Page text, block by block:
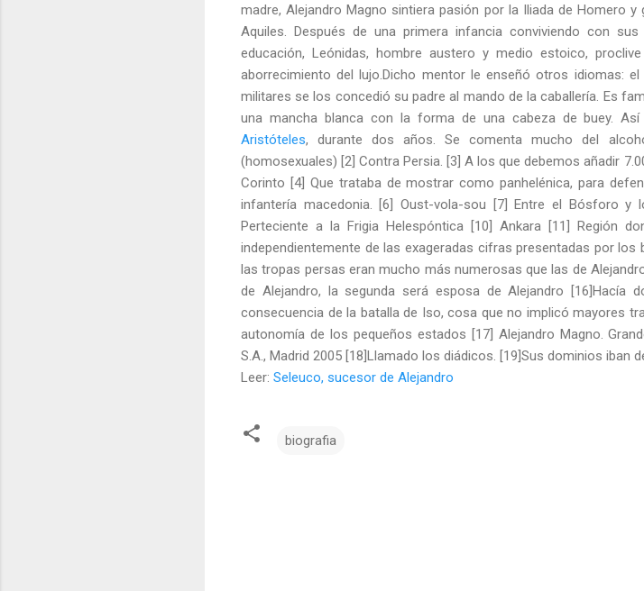
madre, Alejandro Magno sintiera pasión por la Iliada de Homero
Aquiles. Después de una primera infancia conviviendo con
educación, Leónidas, hombre austero y medio estoico,
aborrecimiento del lujo.Dicho mentor le enseñó otros idiomas:
militares se los concedió su padre al mando de la caballería. Es
una mancha blanca con la forma de una cabeza de buey.
Aristóteles, durante dos años. Se comenta mucho del
(homosexuales) [2] Contra Persia. [3] A los que debemos añadir
Corinto [4] Que trataba de mostrar como panhelénica, para
infantería macedonia. [6] Oust-vola-sou [7] Entre el Bósforo y
Perteciente a la Frigia Helespóntica [10] Ankara [11] Región
independientemente de las exageradas cifras presentadas por
las tropas persas eran mucho más numerosas que las de
de Alejandro, la segunda será esposa de Alejandro [16]Hacía
consecuencia de la batalla de Iso, cosa que no implicó mayores
autonomía de los pequeños estados [17] Alejandro Magno.
S.A., Madrid 2005 [18]Llamado los diádicos. [19]Sus dominios iban
Leer: Seleuco, sucesor de Alejandro
biografia